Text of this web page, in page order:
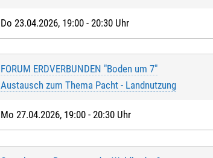
Do 23.04.2026, 19:00 - 20:30 Uhr
FORUM ERDVERBUNDEN "Boden um 7"
Austausch zum Thema Pacht - Landnutzung
Mo 27.04.2026, 19:00 - 20:30 Uhr